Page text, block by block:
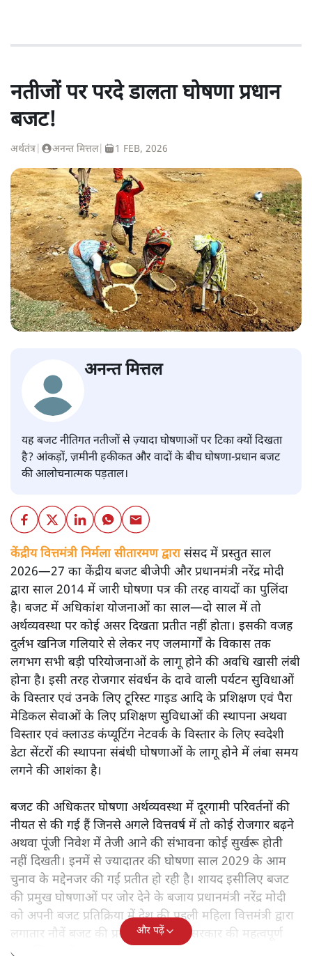
नतीजों पर परदे डालता घोषणा प्रधान
बजट!
अर्थतंत्र अनन्त मित्तल| 1 FEB, 2026
अनन्त मित्तल
यह बजट नीतिगत नतीजों से ज़्यादा घोषणाओं पर टिका क्यों दिखता
है? आंकड़ों, ज़मीनी हकीकत और वादों के बीच घोषणा-प्रधान बजट
की आलोचनात्मक पड़ताल।
केंद्रीय वित्तमंत्री निर्मला सीतारमण द्वारासंसद में प्रस्तुत साल
2026—27 का केंद्रीय बजट बीजेपी और प्रधानमंत्री नरेंद्र मोदी
द्वारा साल 2014 में जारी घोषणा पत्र की तरह वायदों का पुलिंदा
है। बजट में अधिकांश योजनाओं का साल—दो साल में तो
अर्थव्यवस्था पर कोई असर दिखता प्रतीत नहीं होता। इसकी वजह
दुर्लभ खनिज गलियारे से लेकर नए जलमार्गों के विकास तक
लगभग सभी बड़ी परियोजनाओं के लागू होने की अवधि खासी लंबी
होना है। इसी तरह रोजगार संवर्धन के दावे वाली पर्यटन सुविधाओं
के विस्तार एवं उनके लिए टूरिस्ट गाइड आदि के प्रशिक्षण एवं पैरा
मेडिकल सेवाओं के लिए प्रशिक्षण सुविधाओं की स्थापना अथवा
विस्तार एवं क्लाउड कंप्यूटिंग नेटवर्क के विस्तार के लिए स्वदेशी
डेटा सेंटरों की स्थापना संबंधी घोषणाओं के लागू होने में लंबा समय
लगने की आशंका है।
बजट की अधिकतर घोषणा अर्थव्यवस्था में दूरगामी परिवर्तनों की
नीयत से की गई हैं जिनसे अगले वित्तवर्ष में तो कोई रोजगार बढ़ने
अथवा पूंजी निवेश में तेजी आने की संभावना कोई सुर्खरू होती
नहीं दिखती। इनमें से ज्यादातर की घोषणा साल 2029 के आम
चुनाव के मद्देनजर की गई प्रतीत हो रही है। शायद इसीलिए बजट
की प्रमुख घोषणाओं पर जोर देने के बजाय प्रधानमंत्री नरेंद्र मोदी
को अपनी बजट प्रतिक्रिया में देश की पहली महिला वित्तमंत्री द्वारा
लगातार नौवें बजट की प्रस्तुति को अपनी सरकार की महत्वपूर्ण
उपलब्धि बताने पर मजबूर होना पड़ा।
और पढ़ें